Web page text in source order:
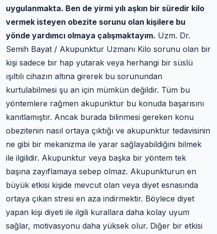
uygulanmakta. Ben de yirmi yılı aşkın bir süredir kilo
vermek isteyen obezite sorunu olan kişilere bu
yönde yardımcı olmaya çalışmaktayım. Uzm. Dr.
Semih Bayat / Akupunktur Uzmanı Kilo sorunu olan bir
kişi sadece bir hap yutarak veya herhangi bir süslü
ışıltılı cihazın altına girerek bu sorunundan
kurtulabilmesi şu an için mümkün değildir. Tüm bu
yöntemlere rağmen akupunktur bu konuda başarısını
kanıtlamıştır. Ancak burada bilinmesi gereken konu
obezitenin nasıl ortaya çıktığı ve akupunktur tedavisinin
ne gibi bir mekanizma ile yarar sağlayabildiğini bilmek
ile ilgilidir. Akupunktur veya başka bir yöntem tek
başına zayıflamaya sebep olmaz. Akupunkturun en
büyük etkisi kişide mevcut olan veya diyet esnasında
ortaya çıkan stresi en aza indirmektir. Böylece diyet
yapan kişi diyeti ile ilgili kurallara daha kolay uyum
sağlar, motivasyonu daha yüksek olur. Diğer bir etkisi